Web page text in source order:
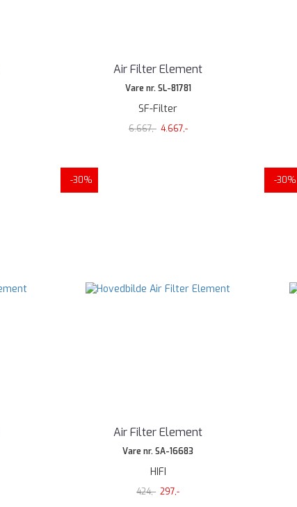
Air Filter Element
Vare nr. SL-81781
SF-Filter
6.667,- 4.667,-
-30%
Air Filter Element
Vare nr. SA-16683
HIFI
424,- 297,-
-30%